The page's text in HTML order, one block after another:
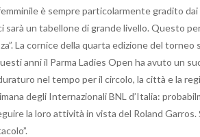
è sempre particolarmente gradito
un tabellone di grande livello. Questo
La cornice della quarta edizione del torneo
anni il Parma Ladies Open ha avuto un
nel tempo per il circolo, la città e la
degli Internazionali BNL d’Italia:
la loro attività in vista del Roland